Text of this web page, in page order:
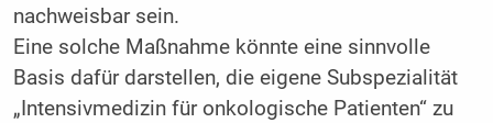
nachweisbar sein.
Eine solche Maßnahme könnte eine sinnvolle
Basis dafür darstellen, die eigene Subspezialität
„Intensivmedizin für onkologische Patienten“ zu